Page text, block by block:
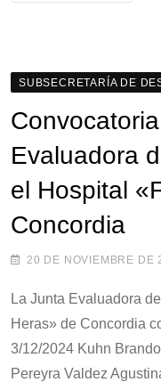
SUBSECRETARÍA DE
Evaluadora
el Hospital
Concordia
20 DE NOVIEMBRE DE
La Junta Evaluadora
Heras» de Concordia
3/12/2024 Kuhn
Pereyra Valdez